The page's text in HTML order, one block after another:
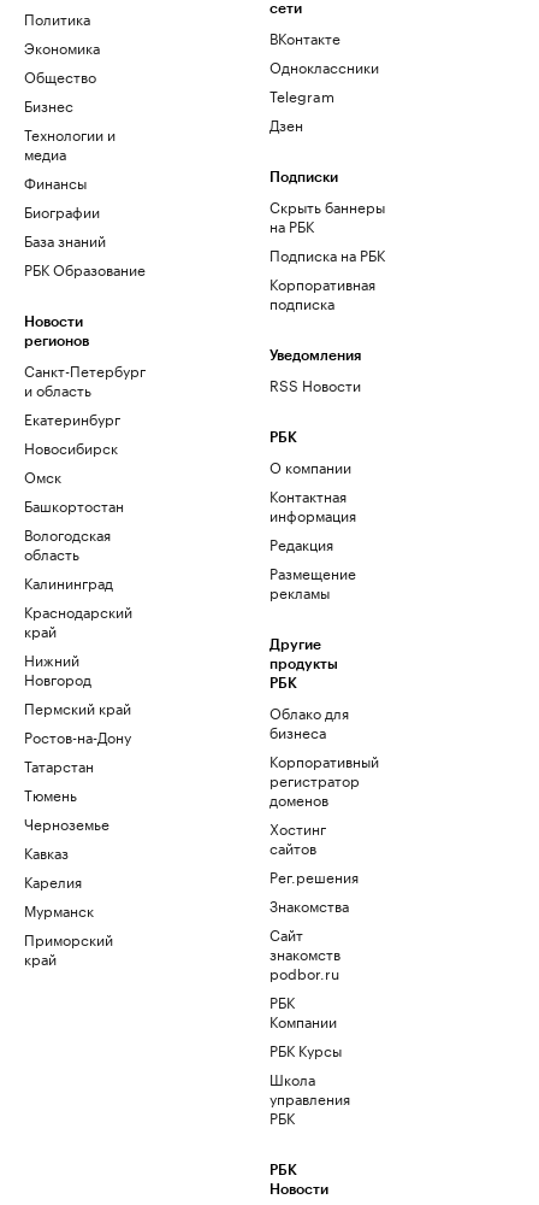
Политика
Экономика
Общество
Бизнес
Технологии и
медиа
Финансы
Биографии
База знаний
РБК Образование
Новости
регионов
Санкт-Петербург
и область
Екатеринбург
Новосибирск
Омск
Башкортостан
Вологодская
область
Калининград
Краснодарский
край
Нижний
Новгород
Пермский край
Ростов-на-Дону
Татарстан
Тюмень
Черноземье
Кавказ
Карелия
Мурманск
Приморский
край
сети
ВКонтакте
Одноклассники
Telegram
Дзен
Подписки
Скрыть баннеры
на РБК
Подписка на РБК
Корпоративная
подписка
Уведомления
RSS Новости
РБК
О компании
Контактная
информация
Редакция
Размещение
рекламы
Другие
продукты
РБК
Облако для
бизнеса
Корпоративный
регистратор
доменов
Хостинг
сайтов
Рег.решения
Знакомства
Сайт
знакомств
podbor.ru
РБК
Компании
РБК Курсы
Школа
управления
РБК
РБК
Новости